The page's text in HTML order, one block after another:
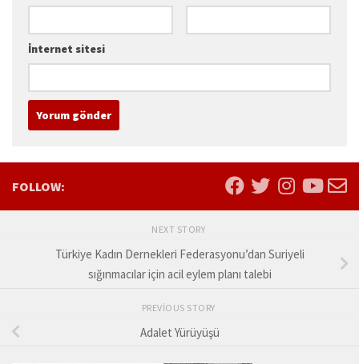
İnternet sitesi
FOLLOW:
NEXT STORY
Türkiye Kadın Dernekleri Federasyonu’dan Suriyeli
sığınmacılar için acil eylem planı talebi
PREVIOUS STORY
Adalet Yürüyüşü